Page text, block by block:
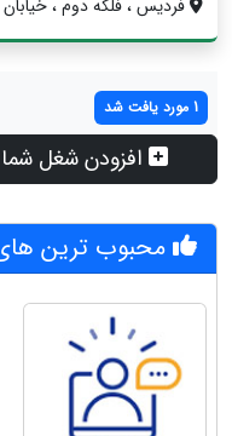
فردیس ، فلکه دوم ، خیابان ۱۵ غربی ، ساخت...
1 مورد یافت شد
افزودن شغل
محبوب ترین